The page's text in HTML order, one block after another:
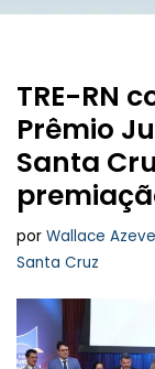
TRE-RN
Prêmio
Santa
por Wallace
Santa Cruz